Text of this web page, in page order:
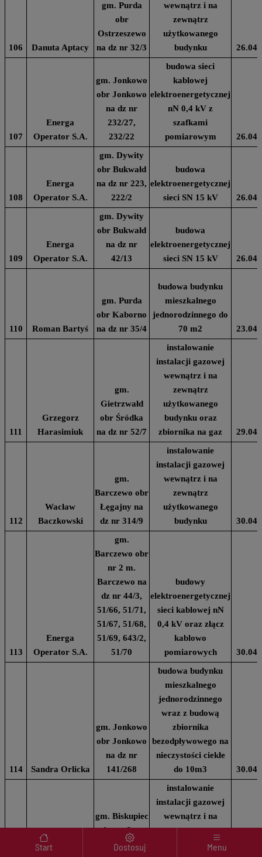
Menu wyróżnione
Start
Dostosuj Menu
106 Danuta Aptacy
gm. Purda
obr
Ostrzeszewo
na dz nr 32/3
wewnątrz i na
zewnątrz
użytkowanego
budynku
107
Energa
Operator S.A.
gm. Jonkowo
obr Jonkowo
na dz nr
232/27,
232/22
budowa sieci
kablowej
elektroenergetycznej
nN 0,4 kV z
szafkami
pomiarowym
108
Energa
Operator S.A.
gm. Dywity
obr Bukwałd
na dz nr 223,
222/2
budowa
elektroenergetycznej
sieci SN 15 kV
109
Energa
Operator S.A.
gm. Dywity
obr Bukwałd
na dz nr
42/13
budowa
elektroenergetycznej
sieci SN 15 kV
110 Roman Bartyś
gm. Purda
obr Kaborno
na dz nr 35/4
budowa budynku
mieszkalnego
jednorodzinnego do
70 m2
111
Grzegorz
Harasimiuk
gm.
Gietrzwałd
obr Śródka
na dz nr 52/7
instalowanie
instalacji gazowej
wewnątrz i na
zewnątrz
użytkowanego
budynku oraz
zbiornika na gaz
112
Wacław
Baczkowski
gm.
Barczewo obr
Łęgajny na
dz nr 314/9
instalowanie
instalacji gazowej
wewnątrz i na
zewnątrz
użytkowanego
budynku
113
Energa
Operator S.A.
gm.
Barczewo obr
nr 2 m.
Barczewo na
dz nr 44/3,
51/66, 51/71,
51/67, 51/68,
51/69, 643/2,
51/70
budowy
elektroenergetycznej
sieci kablowej nN
0,4 kV oraz złącz
kablowo
pomiarowych
114 Sandra Orlicka
gm. Jonkowo
obr Jonkowo
na dz nr
141/268
budowa budynku
mieszkalnego
jednorodzinnego
wraz z budową
zbiornika
bezodpływowego na
nieczystości ciekłe
do 10m3
Marta
gm. Biskupiec
obr na 2 m.
Biskupiec na
instalowanie
instalacji gazowej
wewnątrz i na
zewnątrz
użytkowanego